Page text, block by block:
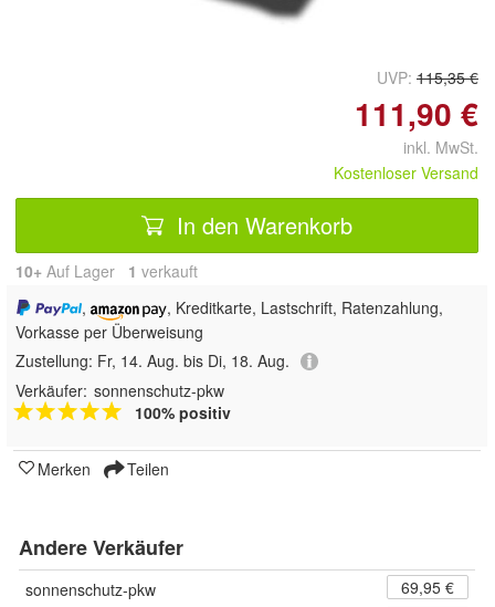
UVP: 115,35 €
111,90 €
inkl. MwSt.
Kostenloser Versand
In den Warenkorb
10+ Auf Lager 1 verkauft
,
, Kreditkarte, Lastschrift, Ratenzahlung,
Vorkasse per Überweisung
Zustellung: Fr, 14. Aug. bis Di, 18. Aug.
Verkäufer: sonnenschutz-pkw
100% positiv
Merken Teilen
Andere Verkäufer
sonnenschutz-pkw
69,95 €